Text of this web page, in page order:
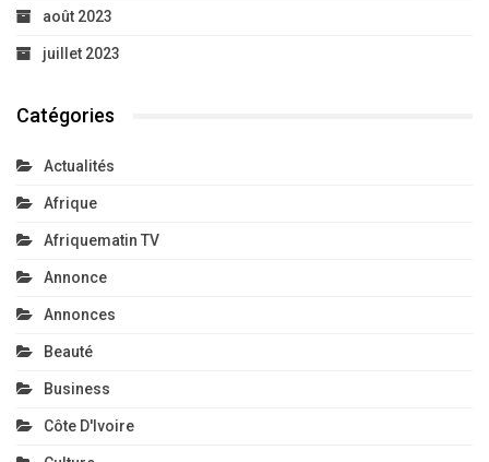
août 2023
juillet 2023
Catégories
Actualités
Afrique
Afriquematin TV
Annonce
Annonces
Beauté
Business
Côte D'Ivoire